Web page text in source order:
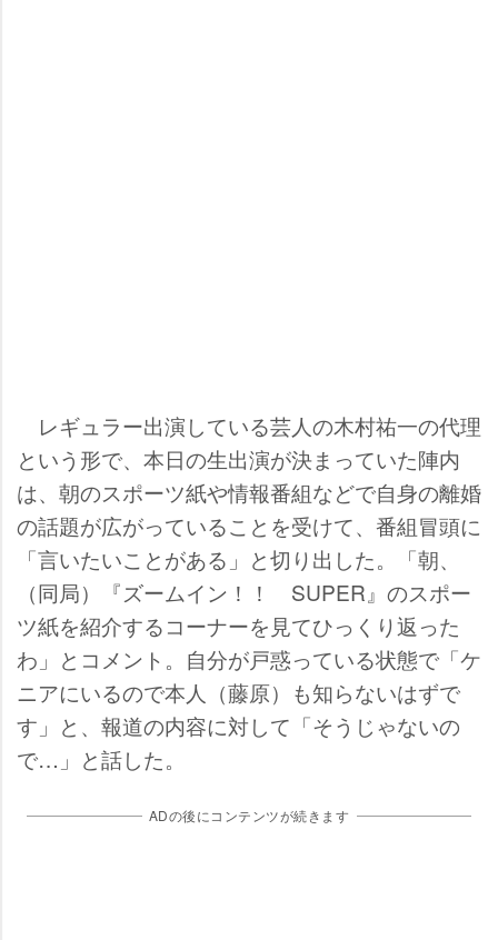
レギュラー出演している芸人の木村祐一の代理
という形で、本日の生出演が決まっていた陣内
は、朝のスポーツ紙や情報番組などで自身の離婚
の話題が広がっていることを受けて、番組冒頭に
「言いたいことがある」と切り出した。「朝、
（同局）『ズームイン！！ SUPER』のスポー
ツ紙を紹介するコーナーを見てひっくり返った
わ」とコメント。自分が戸惑っている状態で「ケ
ニアにいるので本人（藤原）も知らないはずで
す」と、報道の内容に対して「そうじゃないの
で…」と話した。
ADの後にコンテンツが続きます